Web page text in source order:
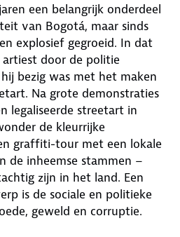
een belangrijk onderdeel
van Bogotá, maar sinds
explosief gegroeid. In dat
artiest door de politie
bezig was met het maken
Na grote demonstraties
legaliseerde streetart in
de kleurrijke
graffiti-tour met een lokale
de inheemse stammen –
zijn in het land. Een
is de sociale en politieke
geweld en corruptie.